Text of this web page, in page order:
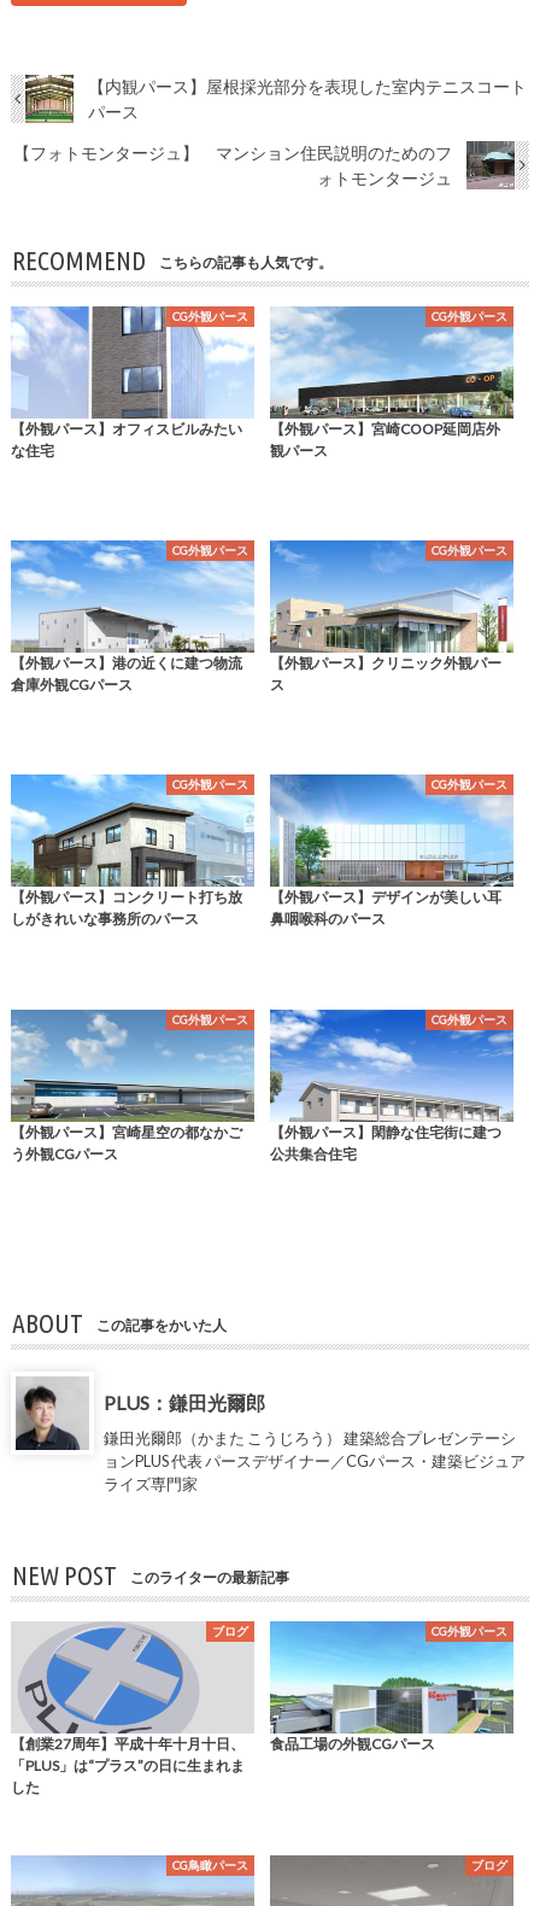
【内観パース】屋根採光部分を表現した室内テニスコート
パース
【フォトモンタージュ】 マンション住民説明のためのフ
ォトモンタージュ
RECOMMEND こちらの記事も人気です。
CG外観パース
【外観パース】オフィスビルみたい
な住宅
CG外観パース
【外観パース】宮崎COOP延岡店外
観パース
CG外観パース
【外観パース】港の近くに建つ物流
倉庫外観CGパース
CG外観パース
【外観パース】クリニック外観パー
ス
CG外観パース
【外観パース】コンクリート打ち放
しがきれいな事務所のパース
CG外観パース
【外観パース】デザインが美しい耳
鼻咽喉科のパース
CG外観パース
【外観パース】宮崎星空の都なかご
う外観CGパース
CG外観パース
【外観パース】閑静な住宅街に建つ
公共集合住宅
ABOUT この記事をかいた人
PLUS：鎌田光爾郎
鎌田光爾郎（かまた こうじろう） 建築総合プレゼンテーシ
ョンPLUS 代表 パースデザイナー／CGパース・建築ビジュア
ライズ専門家
NEW POST このライターの最新記事
ブログ
【創業27周年】平成十年十月十日、
「PLUS」は“プラス”の日に生まれま
した
CG外観パース
食品工場の外観CGパース
CG鳥瞰パース ブログ